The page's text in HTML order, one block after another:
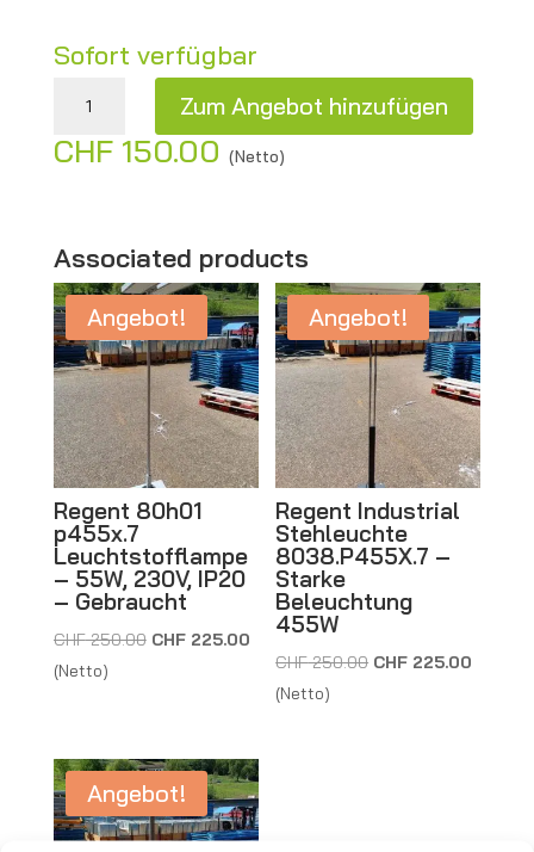
Sofort verfügbar
Zum Angebot hinzufügen
A
e
r
n
a
t
i
v
e
:
CHF150.00 (Netto)
Associated products
Angebot!
Regent 80h01
p455x.7
Leuchtstofflampe
– 55W, 230V, IP20
– Gebraucht
CHF250.00 Ursprünglicher
CHF225.00Aktueller
Preis
(Netto)
Angebot!
Regent Industrial
Stehleuchte
8038.P455X.7 –
Starke
Beleuchtung
455W
CHF250.00 Ursprünglicher
CHF 225.00
(Netto)
Angebot!